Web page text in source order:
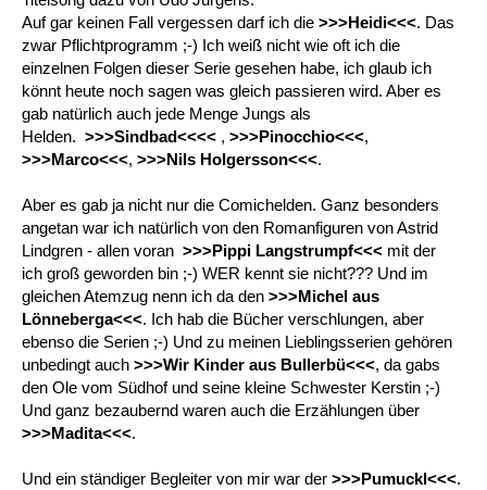
Auf gar keinen Fall vergessen darf ich die >>>Heidi<<<. Das
zwar Pflichtprogramm ;-) Ich weiß nicht wie oft ich die
einzelnen Folgen dieser Serie gesehen habe, ich glaub ich
könnt heute noch sagen was gleich passieren wird. Aber es
gab natürlich auch jede Menge Jungs als
Helden. >>>Sindbad<<<< , >>>Pinocchio<<<,
>>>Marco<<<, >>>Nils Holgersson<<<.
Aber es gab ja nicht nur die Comichelden. Ganz besonders
angetan war ich natürlich von den Romanfiguren von Astrid
Lindgren - allen voran >>>Pippi Langstrumpf<<< mit der
ich groß geworden bin ;-) WER kennt sie nicht??? Und im
gleichen Atemzug nenn ich da den >>>Michel aus
Lönneberga<<<. Ich hab die Bücher verschlungen, aber
ebenso die Serien ;-) Und zu meinen Lieblingsserien gehören
unbedingt auch >>>Wir Kinder aus Bullerbü<<<, da gabs
den Ole vom Südhof und seine kleine Schwester Kerstin ;-)
Und ganz bezaubernd waren auch die Erzählungen über
>>>Madita<<<.
Und ein ständiger Begleiter von mir war der >>>Pumuckl<<<.